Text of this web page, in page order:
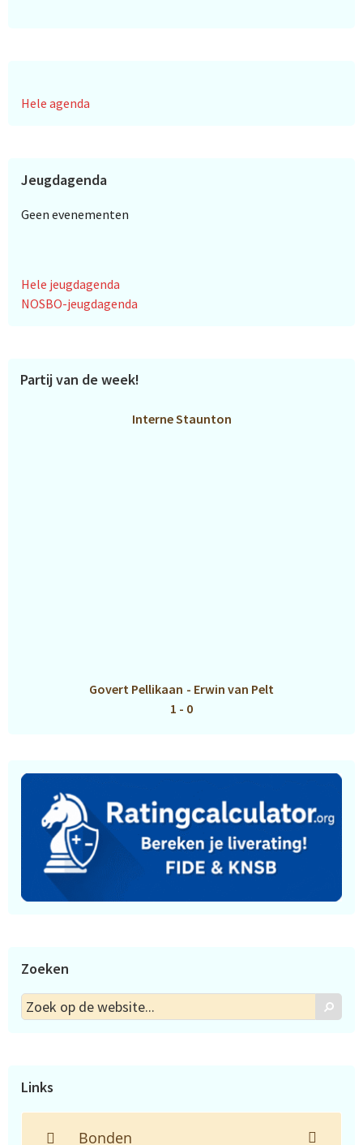
Hele agenda
Jeugdagenda
Geen evenementen
Hele jeugdagenda
NOSBO-jeugdagenda
Partij van de week!
Interne Staunton
Govert Pellikaan - Erwin van Pelt
1 - 0
Zoeken
Zoek
op
Zoek
Links
Bonden